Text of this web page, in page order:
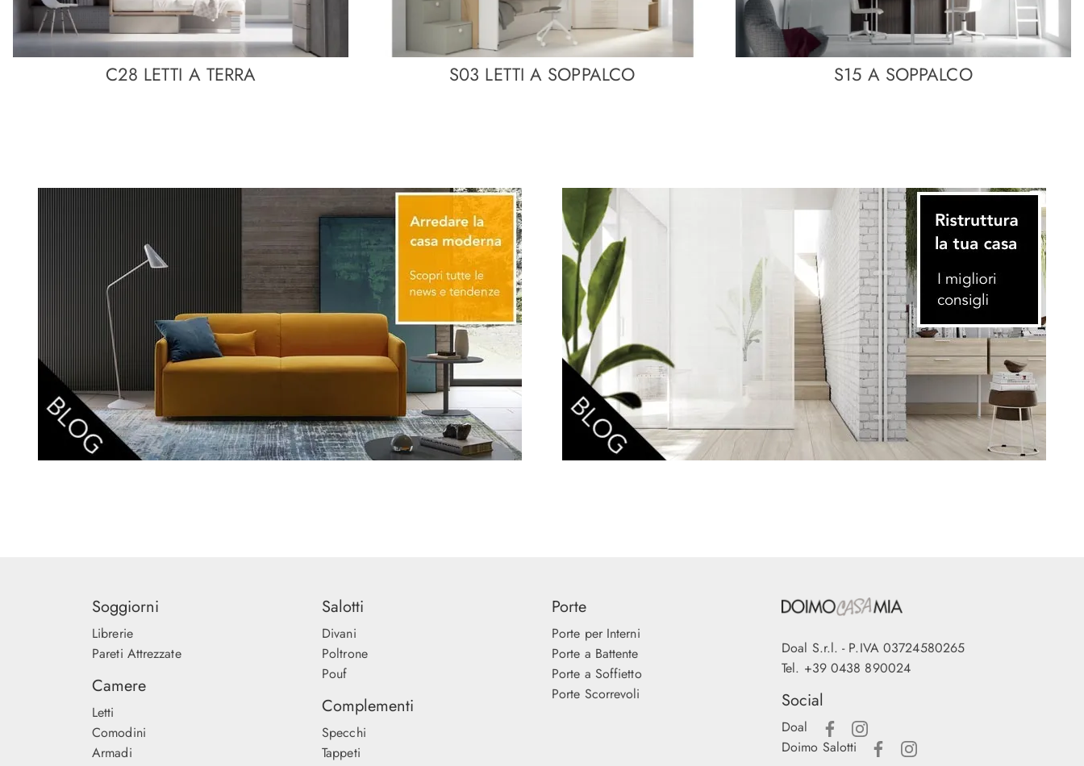
C28 LETTI A TERRA S03 LETTI A SOPPALCO S15 A SOPPALCO
Soggiorni
Librerie
Pareti Attrezzate
Camere
Letti
Comodini
Armadi
Salotti
Divani
Poltrone
Pouf
Complementi
Specchi
Tappeti
Porte
Porte per Interni
Porte a Battente
Porte a Soffietto
Porte Scorrevoli
Doal S.r.l. - P.IVA 03724580265
Tel. +39 0438 890024
Social
Doal
Doimo Salotti